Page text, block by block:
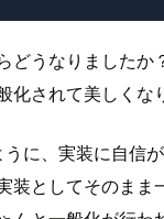
どうなりましたか
化されて美しくな
に、実装に自信
装としてそのまま